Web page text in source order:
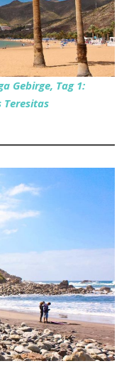
Gebirge, Tag 1:
Teresitas